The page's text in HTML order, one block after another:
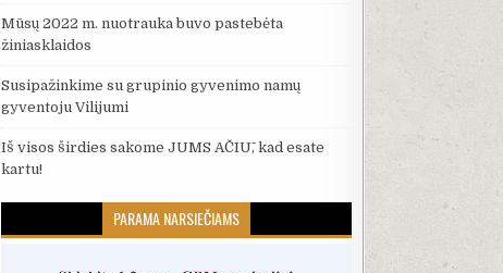
Mūsų 2022 m. nuotrauka buvo pastebėta
žiniasklaidos
Susipažinkime su grupinio gyvenimo namų
gyventoju Vilijumi
Iš visos širdies sakome JUMS AČIŪ, kad esate
kartu!
PARAMA NARSIEČIAMS